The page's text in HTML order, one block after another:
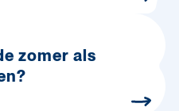
zomer als